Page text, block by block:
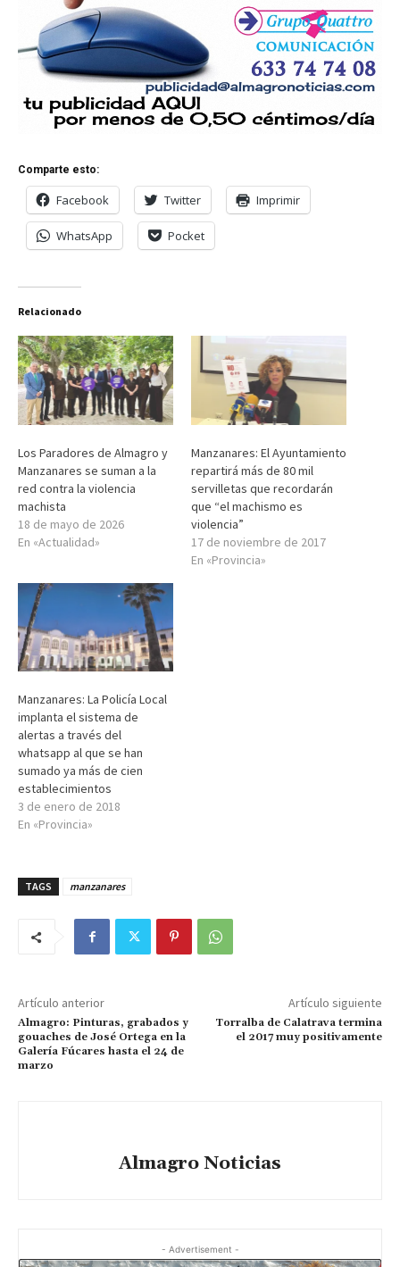
Comparte esto:
Facebook Twitter Imprimir
WhatsApp Pocket
Relacionado
Los Paradores de Almagro y
Manzanares se suman a la
red contra la violencia
machista
18 de mayo de 2026
En «Actualidad»
Manzanares: El Ayuntamiento
repartirá más de 80 mil
servilletas que recordarán
que “el machismo es
violencia”
17 de noviembre de 2017
En «Provincia»
Manzanares: La Policía Local
implanta el sistema de
alertas a través del
whatsapp al que se han
sumado ya más de cien
establecimientos
3 de enero de 2018
En «Provincia»
TAGS manzanares
Artículo anterior
Almagro: Pinturas, grabados y
gouaches de José Ortega en la
Galería Fúcares hasta el 24 de
marzo
Artículo siguiente
Torralba de Calatrava termina
el 2017 muy positivamente
Almagro Noticias
- Advertisement -